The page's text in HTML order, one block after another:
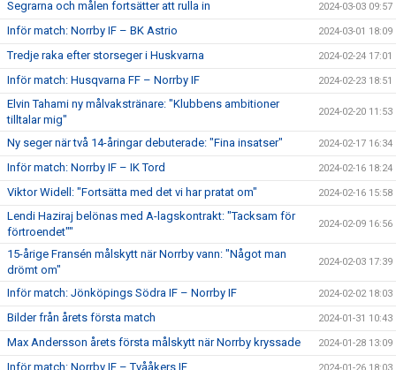
Segrarna och målen fortsätter att rulla in 2024-03-03 09:57
Inför match: Norrby IF – BK Astrio 2024-03-01 18:09
Tredje raka efter storseger i Huskvarna 2024-02-24 17:01
Inför match: Husqvarna FF – Norrby IF 2024-02-23 18:51
Elvin Tahami ny målvakstränare: "Klubbens ambitioner
tilltalar mig"
2024-02-20 11:53
Ny seger när två 14-åringar debuterade: "Fina insatser" 2024-02-17 16:34
Inför match: Norrby IF – IK Tord 2024-02-16 18:24
Viktor Widell: "Fortsätta med det vi har pratat om" 2024-02-16 15:58
Lendi Haziraj belönas med A-lagskontrakt: "Tacksam för
förtroendet""
2024-02-09 16:56
15-årige Fransén målskytt när Norrby vann: "Något man
drömt om"
2024-02-03 17:39
Inför match: Jönköpings Södra IF – Norrby IF 2024-02-02 18:03
Bilder från årets första match 2024-01-31 10:43
Max Andersson årets första målskytt när Norrby kryssade 2024-01-28 13:09
Inför match: Norrby IF – Tvååkers IF